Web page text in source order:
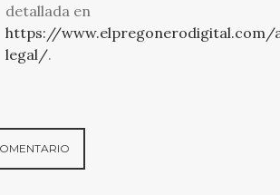
detallada en
https://www.elpregonerodigital.com/
legal/.